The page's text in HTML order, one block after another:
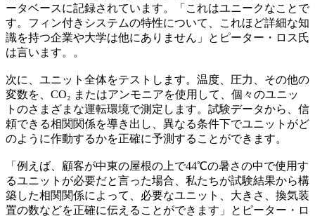
ータベースに記録されています。「これはユニークなことで
す。フィン付きシステムの特性について、これほど詳細な知
識を持つ企業や大学は他にありません」とピーター・ロス氏
は言います。。
次に、ユニット全体をテストします。温度、圧力、その他の
変数を、CO₂ またはアンモニアを使用して、個々のユニッ
トのさまざまな運転環境で測定します。試験データから、信
頼できる相関関係を導き出し、異なる条件下でユニットがど
のように作動するかを正確に予測することができます。
「例えば、顧客が中東の屋根の上で44℃の暑さの中で使用す
るユニットが必要だと言った場合、私たちが試験結果から構
築した相関関係によって、必要なユニット、大きさ、換気装
置の数などを正確に伝えることができます」とピーター・ロ